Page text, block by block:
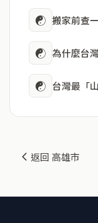
☯ 搬家前查
☯ 為什麼台
☯ 台灣最「
返回 高雄市